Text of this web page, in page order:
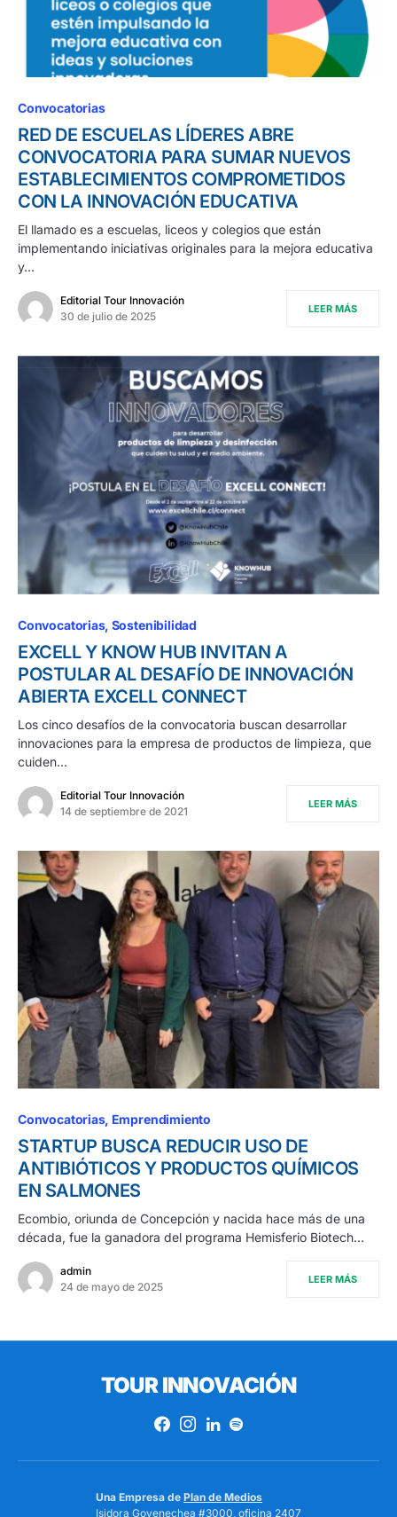
Convocatorias
RED DE ESCUELAS LÍDERES ABRE
CONVOCATORIA PARA SUMAR NUEVOS
ESTABLECIMIENTOS COMPROMETIDOS
CON LA INNOVACIÓN EDUCATIVA
El llamado es a escuelas, liceos y colegios que están
implementando iniciativas originales para la mejora educativa
y…
Editorial Tour Innovación
30 de julio de 2025
LEER MÁS
Convocatorias Sostenibilidad
EXCELL Y KNOW HUB INVITAN A
POSTULAR AL DESAFÍO DE INNOVACIÓN
ABIERTA EXCELL CONNECT
Los cinco desafíos de la convocatoria buscan desarrollar
innovaciones para la empresa de productos de limpieza, que
cuiden…
Editorial Tour Innovación
14 de septiembre de 2021
LEER MÁS
Convocatorias Emprendimiento
STARTUP BUSCA REDUCIR USO DE
ANTIBIÓTICOS Y PRODUCTOS QUÍMICOS
EN SALMONES
Ecombio, oriunda de Concepción y nacida hace más de una
década, fue la ganadora del programa Hemisferio Biotech…
admin
24 de mayo de 2025
LEER MÁS
TOUR INNOVACIÓN
Una Empresa de Plan de Medios
Isidora Goyenechea #3000, oficina 2407